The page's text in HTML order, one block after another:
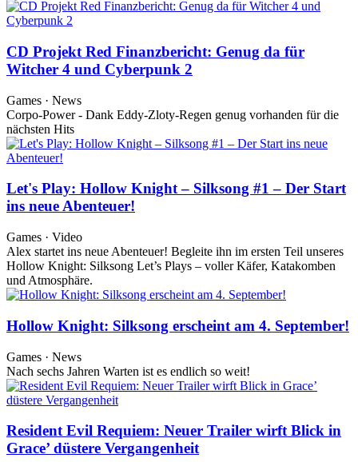
CD Projekt Red Finanzbericht: Genug da für
Witcher 4 und Cyberpunk 2
Games · News
Corpo-Power - Dank Eddy-Zloty-Regen genug vorhanden für die
nächsten Hits
Let's Play: Hollow Knight – Silksong #1 – Der Start
ins neue Abenteuer!
Games · Video
Alex startet ins neue Abenteuer! Begleite ihn im ersten Teil unseres
Hollow Knight: Silksong Let’s Plays – voller Käfer, Katakomben
und Atmosphäre.
Hollow Knight: Silksong erscheint am 4. September!
Games · News
Nach sechs Jahren Warten ist es endlich so weit!
Resident Evil Requiem: Neuer Trailer wirft Blick in
Grace’ düstere Vergangenheit